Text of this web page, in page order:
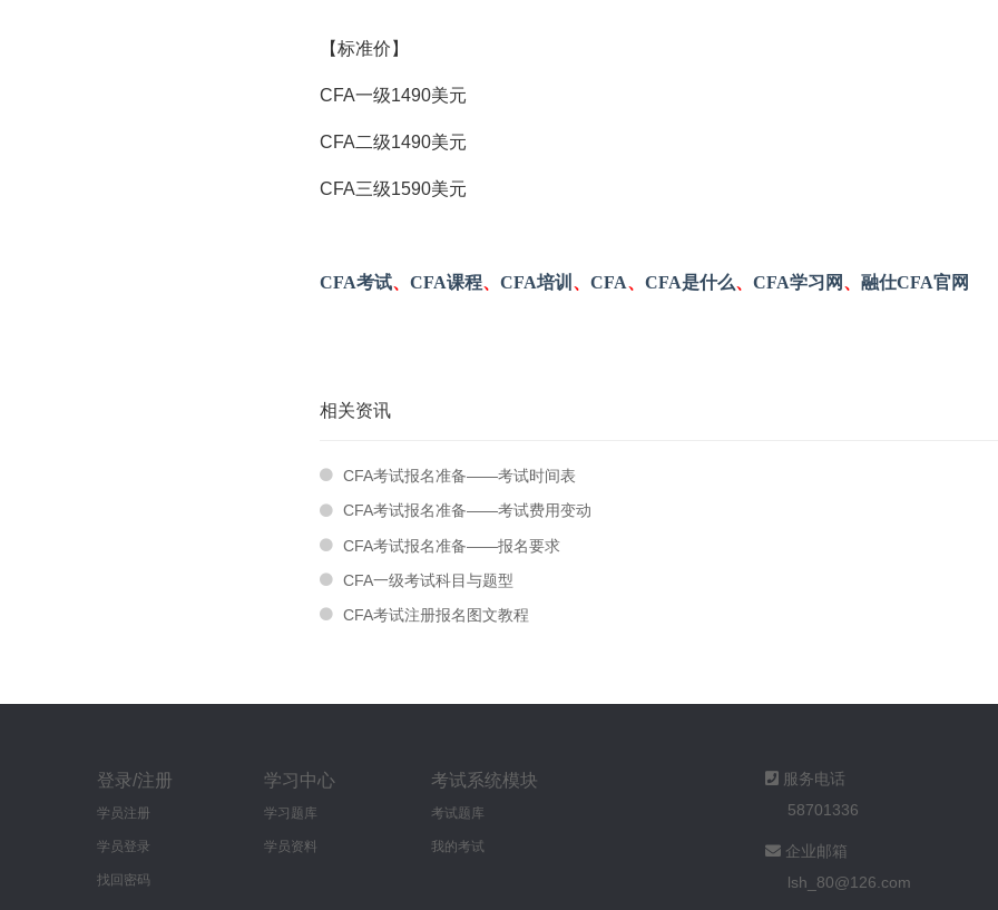
【标准价】
CFA一级1490美元
CFA二级1490美元
CFA三级1590美元
CFA考试、 CFA课程、 CFA培训 、 CFA、 CFA是什么、 CFA学习网 、 融仕CFA官网
相关资讯
CFA考试报名准备——考试时间表
CFA考试报名准备——考试费用变动
CFA考试报名准备——报名要求
CFA一级考试科目与题型
CFA考试注册报名图文教程
登录/注册
学员注册
学员登录
找回密码
学习中心
学习题库
学员资料
考试系统模块
考试题库
我的考试
服务电话
58701336
企业邮箱
lsh_80@126.com